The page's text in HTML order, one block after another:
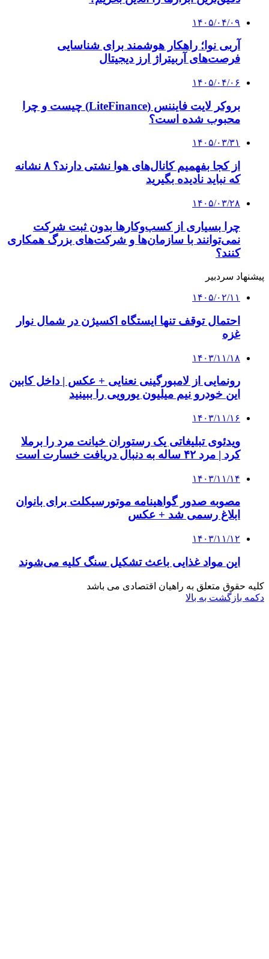
احتمال توقف تنها ایستگاه اکسیژن در شمال نوار
غزه
۱۴۰۳/۱۱/۱۸
رونمایی از لامبورگینی نعنایی + عکس | داخل کابین
این خودرو نیم میلیون یورویی را ببینید
۱۴۰۳/۱۱/۱۶
ویدئوی تبلیغاتی یک رستوران خیانت مرد را برملا
کرد | مرد ۴۲ ساله به دنبال دریافت خسارت است
۱۴۰۳/۱۱/۱۴
مصوبه صدور گواهینامه موتورسیکلت برای بانوان
ابلاغ رسمی شد + عکس
۱۴۰۳/۱۱/۱۲
این مواد غذایی باعث تشکیل سنگ کلیه می‌شوند
کلیه حقوق متعلق به راهیان اقتصادی می باشد
دکمه بازگشت به بالا